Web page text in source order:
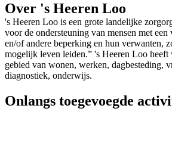
Over 's Heeren Loo
's Heeren Loo is een grote landelijke
voor de ondersteuning van mensen met
en/of andere beperking en hun verwanten,
mogelijk leven leiden.” 's Heeren Loo heeft
gebied van wonen, werken, dagbesteding,
diagnostiek, onderwijs.
Onlangs toegevoegde